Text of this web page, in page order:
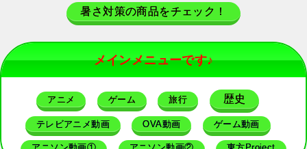
暑さ対策の商品をチェック！
メインメニューです♪
アニメ ゲーム 旅行 歴史
テレビアニメ動画 OVA動画 ゲーム動画